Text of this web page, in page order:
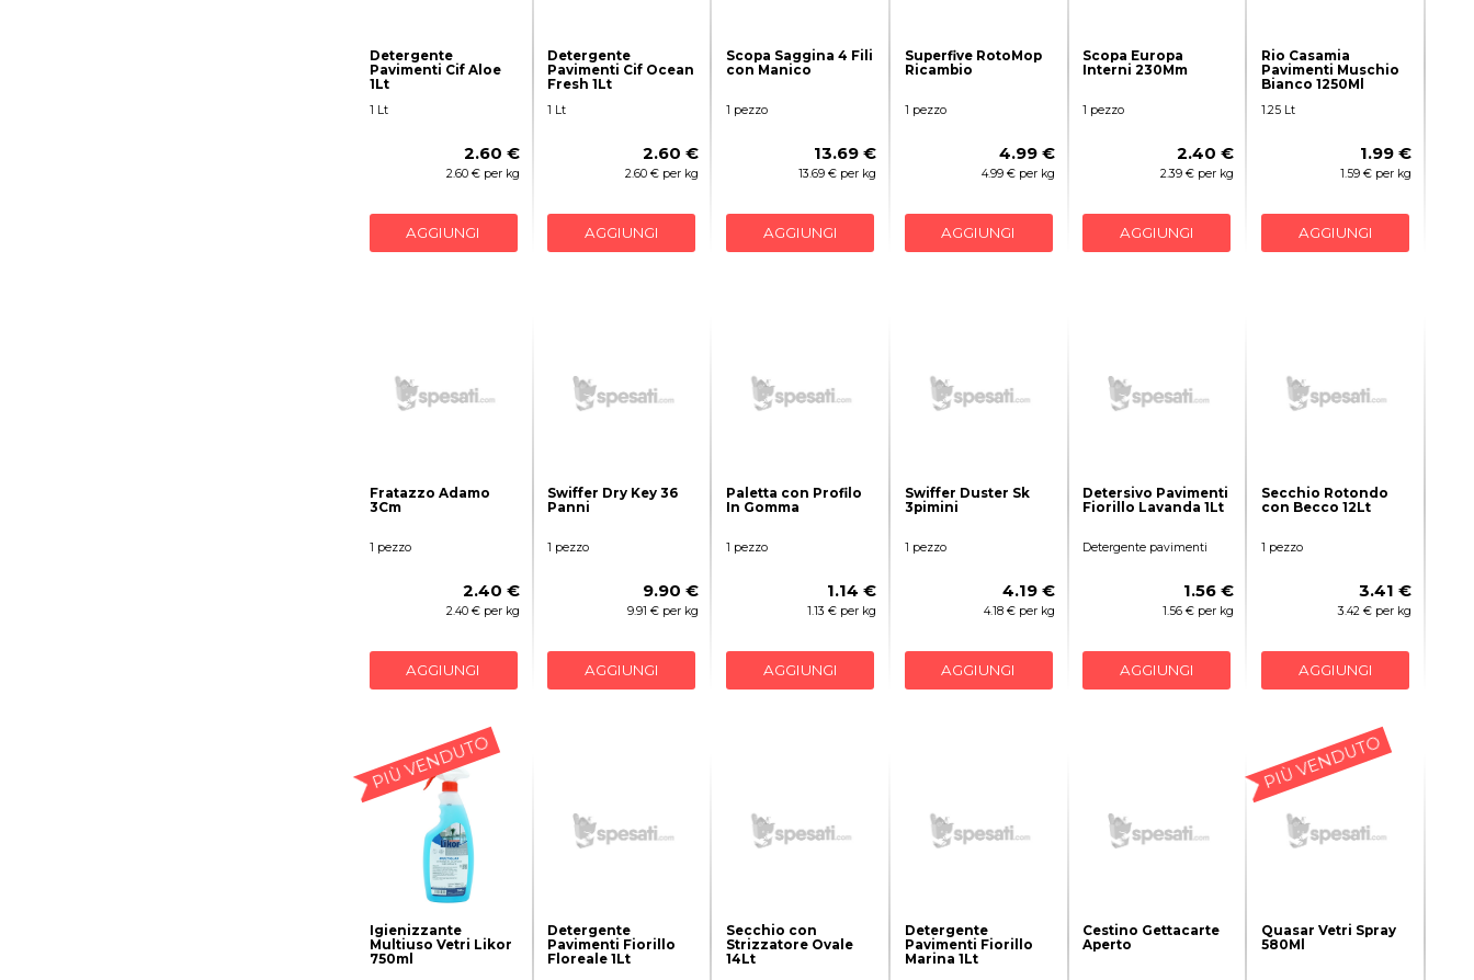
Detergente
Pavimenti Cif Aloe
1Lt
1 Lt
2.60 €
2.60 € per kg
AGGIUNGI
Detergente
Pavimenti Cif Ocean
Fresh 1Lt
1 Lt
2.60 €
2.60 € per kg
AGGIUNGI
Scopa Saggina 4 Fili
con Manico
1 pezzo
13.69 €
13.69 € per kg
AGGIUNGI
Superfive RotoMop
Ricambio
1 pezzo
4.99 €
4.99 € per kg
AGGIUNGI
Scopa Europa
Interni 230Mm
1 pezzo
2.40 €
2.39 € per kg
AGGIUNGI
Rio Casamia
Pavimenti Muschio
Bianco 1250Ml
1.25 Lt
1.99 €
1.59 € per kg
AGGIUNGI
Fratazzo Adamo
3Cm
1 pezzo
2.40 €
2.40 € per kg
AGGIUNGI
Swiffer Dry Key 36
Panni
1 pezzo
9.90 €
9.91 € per kg
AGGIUNGI
Paletta con Profilo
In Gomma
1 pezzo
1.14 €
1.13 € per kg
AGGIUNGI
Swiffer Duster Sk
3pimini
1 pezzo
4.19 €
4.18 € per kg
AGGIUNGI
Detersivo Pavimenti
Fiorillo Lavanda 1Lt
Detergente pavimenti
1.56 €
1.56 € per kg
AGGIUNGI
Secchio Rotondo
con Becco 12Lt
1 pezzo
3.41 €
3.42 € per kg
AGGIUNGI
PIÙ VENDUTO
Igienizzante
Multiuso Vetri Likor
750ml
Detergente
Pavimenti Fiorillo
Floreale 1Lt
Secchio con
Strizzatore Ovale
14Lt
Detergente
Pavimenti Fiorillo
Marina 1Lt
Cestino Gettacarte
Aperto
PIÙ VENDUTO
Quasar Vetri Spray
580Ml